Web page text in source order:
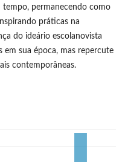
tempo, permanecendo como
práticas na
do ideário escolanovista
em sua época, mas repercute
contemporâneas.